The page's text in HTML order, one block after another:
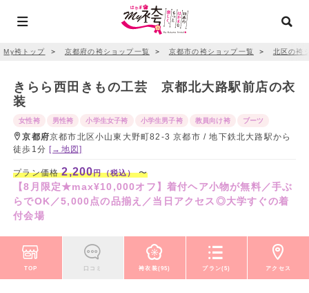
My袴トップ ＞ 京都府の袴ショップ一覧 ＞ 京都市の袴ショップ一覧 ＞ 北区の袴
きらら西田きもの工芸 京都北大路駅前店の衣
装
女性袴 男性袴 小学生女子袴 小学生男子袴 教員向け袴 ブーツ
京都府京都市北区小山東大野町82-3 京都市 / 地下鉄北大路駅から
徒歩1分 [→地図]
プラン価格2,200円（税込）〜
【8月限定★max¥10,000オフ】着付ヘア小物が無料／手ぶ
らでOK／5,000点の品揃え／当日アクセス◎大学すぐの着
付会場
TOP 口コミ 袴衣装(95) プラン(5) アクセス